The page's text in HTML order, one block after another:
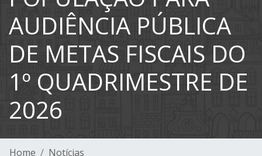
AUDIÊNCIA PÚBLICA
DE METAS FISCAIS DO
1º QUADRIMESTRE DE
2026
Home Notícias